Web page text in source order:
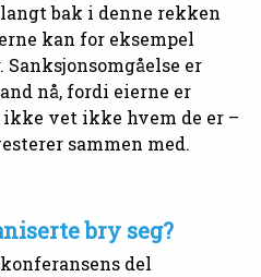
bak i denne rekken
kan for eksempel
er
nå, fordi eierne er
vet ikke hvem de er –
sammen med.
bry seg?
del